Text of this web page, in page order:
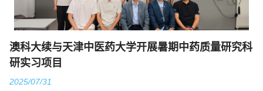
澳科大续与天津中医药大学开展暑期中药质量研究科
研实习项目
2025/07/31